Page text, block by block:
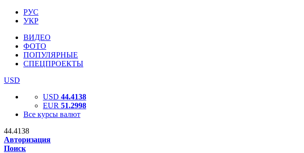
РУС
УКР
ВИДЕО
ФОТО
ПОПУЛЯРНЫЕ
СПЕЦПРОЕКТЫ
USD
USD 44.4138
EUR 51.2998
Все курсы валют
44.4138
Авторизация
Поиск